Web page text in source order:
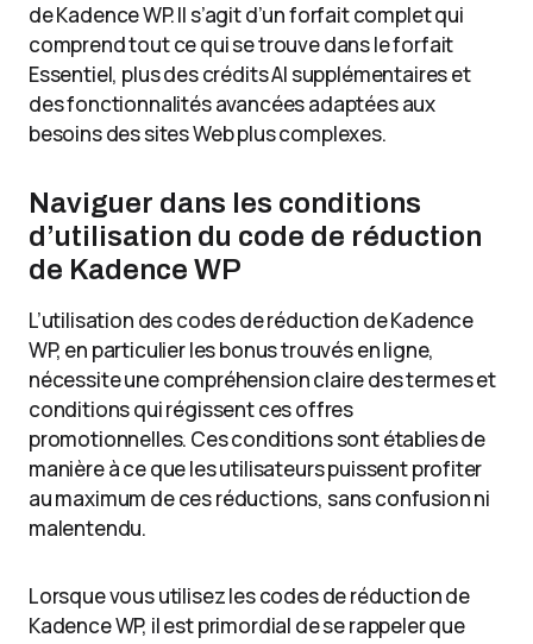
de Kadence WP. Il s’agit d’un forfait complet qui
comprend tout ce qui se trouve dans le forfait
Essentiel, plus des crédits AI supplémentaires et
des fonctionnalités avancées adaptées aux
besoins des sites Web plus complexes.
Naviguer dans les conditions
d’utilisation du code de réduction
de Kadence WP
L’utilisation des codes de réduction de Kadence
WP, en particulier les bonus trouvés en ligne,
nécessite une compréhension claire des termes et
conditions qui régissent ces offres
promotionnelles. Ces conditions sont établies de
manière à ce que les utilisateurs puissent profiter
au maximum de ces réductions, sans confusion ni
malentendu.
Lorsque vous utilisez les codes de réduction de
Kadence WP, il est primordial de se rappeler que